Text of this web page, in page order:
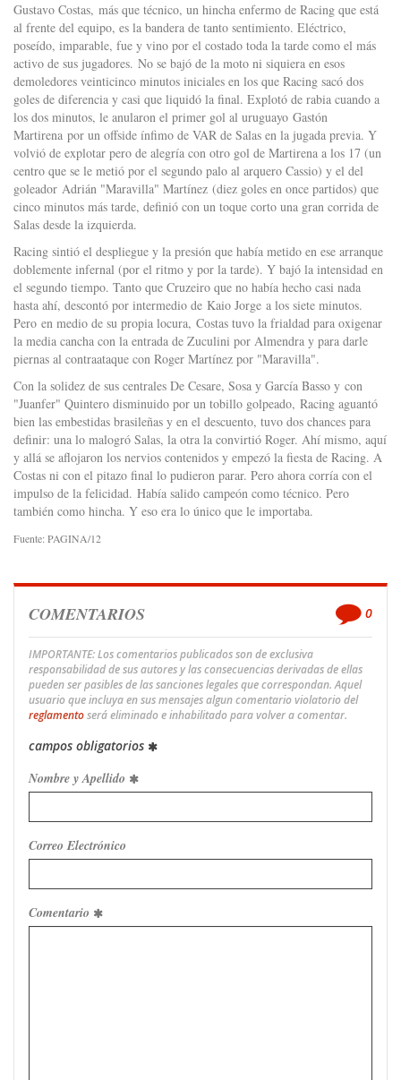
Gustavo Costas, más que técnico, un hincha enfermo de Racing que está
al frente del equipo, es la bandera de tanto sentimiento. Eléctrico,
poseído, imparable, fue y vino por el costado toda la tarde como el más
activo de sus jugadores. No se bajó de la moto ni siquiera en esos
demoledores veinticinco minutos iniciales en los que Racing sacó dos
goles de diferencia y casi que liquidó la final. Explotó de rabia cuando a
los dos minutos, le anularon el primer gol al uruguayo Gastón
Martirena por un offside ínfimo de VAR de Salas en la jugada previa. Y
volvió de explotar pero de alegría con otro gol de Martirena a los 17 (un
centro que se le metió por el segundo palo al arquero Cassio) y el del
goleador Adrián "Maravilla" Martínez (diez goles en once partidos) que
cinco minutos más tarde, definió con un toque corto una gran corrida de
Salas desde la izquierda.
Racing sintió el despliegue y la presión que había metido en ese arranque
doblemente infernal (por el ritmo y por la tarde). Y bajó la intensidad en
el segundo tiempo. Tanto que Cruzeiro que no había hecho casi nada
hasta ahí, descontó por intermedio de Kaio Jorge a los siete minutos.
Pero en medio de su propia locura, Costas tuvo la frialdad para oxigenar
la media cancha con la entrada de Zuculini por Almendra y para darle
piernas al contraataque con Roger Martínez por "Maravilla".
Con la solidez de sus centrales De Cesare, Sosa y García Basso y con
"Juanfer" Quintero disminuido por un tobillo golpeado, Racing aguantó
bien las embestidas brasileñas y en el descuento, tuvo dos chances para
definir: una lo malogró Salas, la otra la convirtió Roger. Ahí mismo, aquí
y allá se aflojaron los nervios contenidos y empezó la fiesta de Racing. A
Costas ni con el pitazo final lo pudieron parar. Pero ahora corría con el
impulso de la felicidad. Había salido campeón como técnico. Pero
también como hincha. Y eso era lo único que le importaba.
Fuente: PAGINA/12
COMENTARIOS 0
IMPORTANTE: Los comentarios publicados son de exclusiva
responsabilidad de sus autores y las consecuencias derivadas de ellas
pueden ser pasibles de las sanciones legales que correspondan. Aquel
usuario que incluya en sus mensajes algun comentario violatorio del
reglamentoserá eliminado e inhabilitado para volver a comentar.
campos obligatorios
Nombre y Apellido
Correo Electrónico
Comentario